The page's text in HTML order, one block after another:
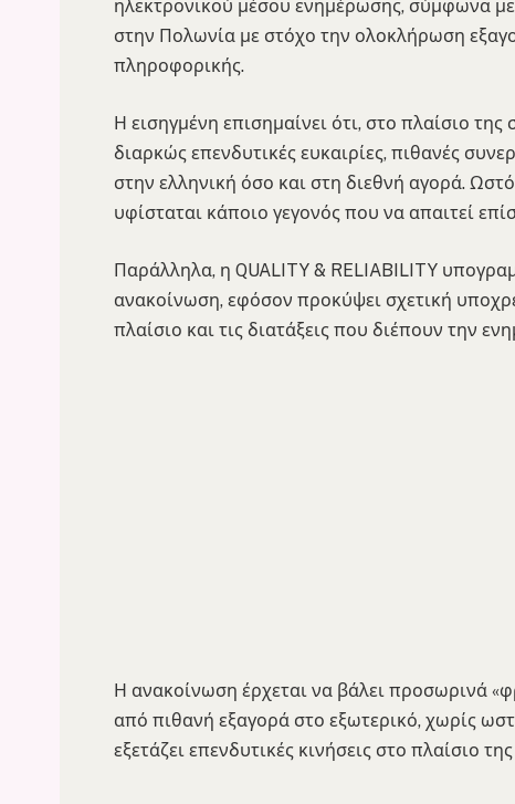
ηλεκτρονικού μέσου ενημέρωσης, σύμφωνα με
στην Πολωνία με στόχο την ολοκλήρωση
πληροφορικής.
Η εισηγμένη επισημαίνει ότι, στο πλαίσιο
διαρκώς επενδυτικές ευκαιρίες, πιθανές
στην ελληνική όσο και στη διεθνή αγορά.
υφίσταται κάποιο γεγονός που να απαιτεί
Παράλληλα, η QUALITY & RELIABILITY
ανακοίνωση, εφόσον προκύψει σχετική
πλαίσιο και τις διατάξεις που διέπουν την
Η ανακοίνωση έρχεται να βάλει προσωρινά
από πιθανή εξαγορά στο εξωτερικό, χωρίς
εξετάζει επενδυτικές κινήσεις στο πλαίσιο